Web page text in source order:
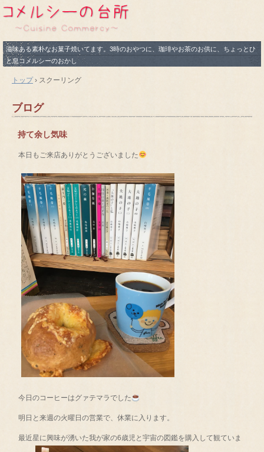
滋味ある素朴なお菓子焼いてます。3時のおやつに、珈琲やお茶のお供に、ちょっとひ
と息コメルシーのおかし
トップ› スクーリング
ブログ
持て余し気味
本日もご来店ありがとうございました
今日のコーヒーはグァテマラでした
明日と来週の火曜日の営業で、休業に入ります。
最近星に興味が湧いた我が家の6歳児と宇宙の図鑑を購入して観ていま